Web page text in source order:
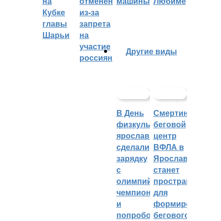
Кубке
главы
Шарьи
из-за
запрета
на
участие
россиян
Другие виды
В День
физкультурника
ярославцы
сделали
зарядку
с
олимпийским
чемпионом
и
попробовали
Смертин:
беговой
центр
ВФЛА в
Ярославле
станет
пространством
для
формирования
бегового